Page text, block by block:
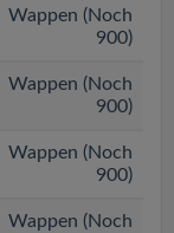
Wappen (Noch
900)
Wappen (Noch
900)
Wappen (Noch
900)
Wappen (Noch